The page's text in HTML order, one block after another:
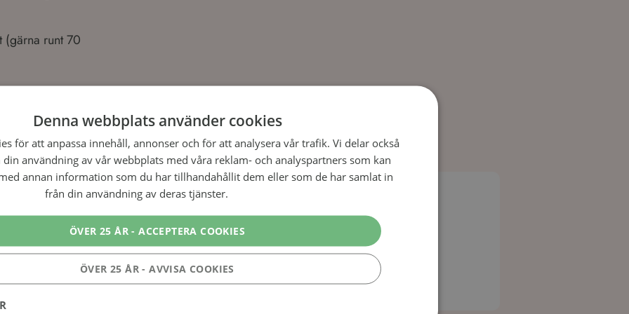
(gärna runt 70
av Chokladfondant
Denna webbplats använder cookies
för att anpassa innehåll, annonser och för att analysera vår trafik. Vi delar också
användning av vår webbplats med våra reklam- och analyspartners som kan
annan information som du har tillhandahållit dem eller som de har samlat in
från din användning av deras tjänster.
ÖVER 25 ÅR - ACCEPTERA COOKIES
ÖVER 25 ÅR - AVVISA COOKIES